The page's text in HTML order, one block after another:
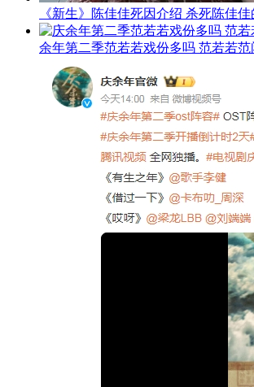
《新生》陈佳佳死因介绍 杀死陈佳
余年第二季范若若戏份多吗 范若若